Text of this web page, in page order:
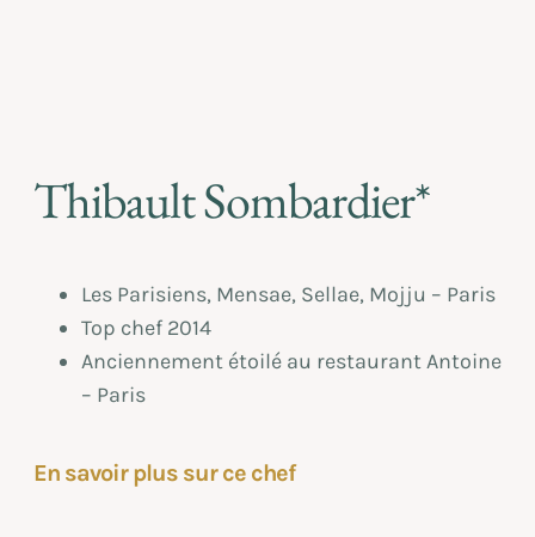
Thibault Sombardier*
Les Parisiens, Mensae, Sellae, Mojju – Paris
Top chef 2014
Anciennement étoilé au restaurant Antoine
– Paris
En savoir plus sur ce chef